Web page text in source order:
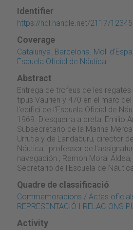
Identifier
https://hdl.handle.net/2117/
Coverage
Catalunya. Barcelona. Moll
Escuela Oficial de Náutica
Abstract
Entrega de trofeus de les
tipus Vaurien y 470 en el marc
l'edifici de l'Escuela Oficial de
1969. D'esquerra a dreta: Emilio
Subsecretario de la Marina
Urrutia y de Landaburu, director
Náutica i professor de
navegación ; Ramon Moral
Secretario de l'Escuela de
Quadre de classificació
Commemoracions / Actes
REPRESENTACIÓ I RELACIONS
Activity